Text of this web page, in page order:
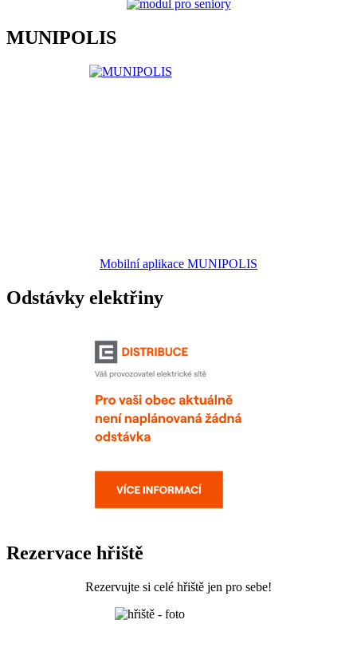
MUNIPOLIS
Mobilní aplikace MUNIPOLIS
Odstávky elektřiny
Rezervace hřiště
Rezervujte si celé hřiště jen pro sebe!